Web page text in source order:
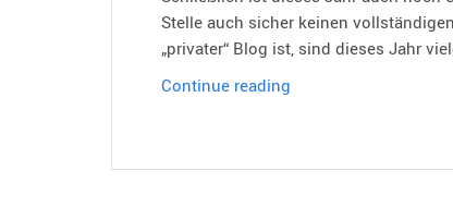
Stelle auch sicher keinen
„privater“ Blog ist, sind dieses Jahr
Continue reading